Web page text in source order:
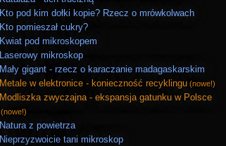
Kto pod kim dołki kopie? Rzecz o mrówkolwach
Kto pomieszał cukry?
Kwiat pod mikroskopem
Laserowy mikroskop
Mały gigant - rzecz o karaczanie madagaskarskim
Metale w elektronice - konieczność recyklingu (nowe!)
Modliszka zwyczajna - ekspansja gatunku w Polsce
(nowe!)
Natura z powietrza
Nieprzyzwoicie tani mikroskop